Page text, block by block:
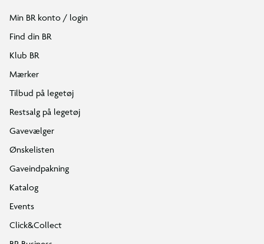
Min BR konto / login
Find din BR
Klub BR
Mærker
Tilbud på legetøj
Restsalg på legetøj
Gavevælger
Ønskelisten
Gaveindpakning
Katalog
Events
Click&Collect